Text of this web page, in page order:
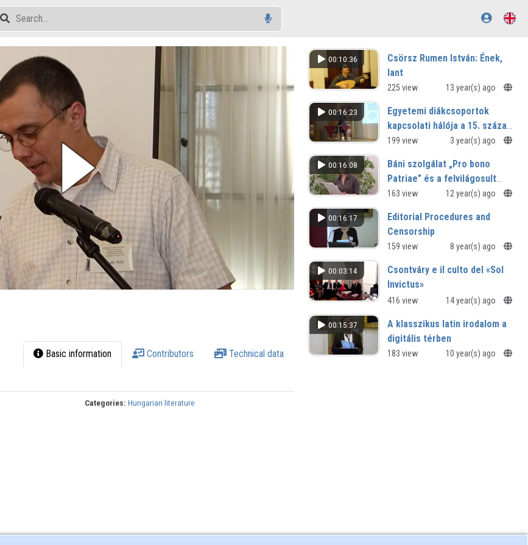
Basic information Contributors Technical data
Categories: Hungarian literature
00:10:36
Csörsz Rumen István: Ének,
lant
1) Mikes Kelemen: [Lakunk partján a
kőszálom (Benczédi Sámuel-
énekeskönyv, 1806–1807; dallam:
Bartalus István kézirata, 1871 k.) 3)
Részletek Mikes Kelemen verses
levélbetéteiből
225 view 13 year(s) ago
00:16:23
Egyetemi diákcsoportok
kapcsolati hálója a 15. század
végén
199 view 3 year(s) ago
00:16:08
Báni szolgálat „Pro bono
Patriae” és a felvilágosult
abszolutizmus
163 view 12 year(s) ago
00:16:17
Editorial Procedures and
Censorship
On the Upcoming Critical Edition of
159 view 8 year(s) ago
00:03:14
Csontváry e il culto del «Sol
Invictus»
416 view 14 year(s) ago
00:15:37
A klasszikus latin irodalom a
digitális térben
Ígéret vagy délibáb?
183 view 10 year(s) ago